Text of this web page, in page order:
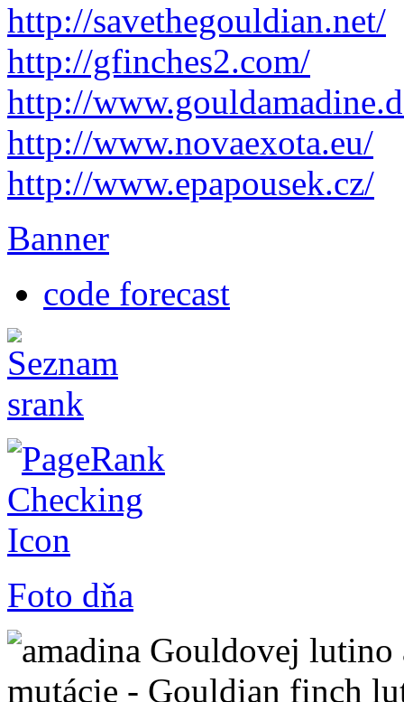
http://savethegouldian.net/
http://gfinches2.com/
http://
http://www.novaexota.eu/
http://www.epapousek.cz/
Banner
code forecast
Foto dňa